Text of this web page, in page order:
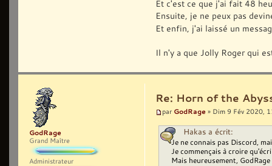
Et c'est ce que j'ai fait 48
Ensuite, je ne peux pas
Et enfin, j'ai laissé un
Il n'y a que Jolly Roger qui
Re: Horn of the
par GodRage » Dim 9 Fév 2020,
Hakas a écrit:
Je ne connais pas Discord,
Je commençais à croire
Mais heureusement,
GodRage
Grand Maître
Administrateur